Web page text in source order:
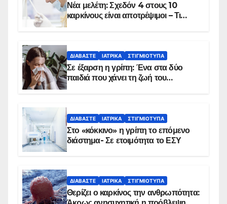
Νέα μελέτη: Σχεδόν 4 στους 10
καρκίνους είναι αποτρέψιμοι – Τι
ΔΙΑΒΆΣΤΕ ΙΑΤΡΙΚΆ ΣΤΙΓΜΙΌΤΥΠΑ
Σε έξαρση η γρίπη: Ένα στα δύο
παιδιά που χάνει τη ζωή του
ΔΙΑΒΆΣΤΕ ΙΑΤΡΙΚΆ ΣΤΙΓΜΙΌΤΥΠΑ
Στο «κόκκινο» η γρίπη το επόμενο
διάστημα- Σε ετοιμότητα το ΕΣΥ
ΔΙΑΒΆΣΤΕ ΙΑΤΡΙΚΆ ΣΤΙΓΜΙΌΤΥΠΑ
Θερίζει ο καρκίνος την ανθρωπότητα: